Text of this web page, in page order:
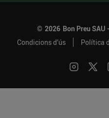
© 2026 Bon Preu SAU
Condicions d’ús
Política